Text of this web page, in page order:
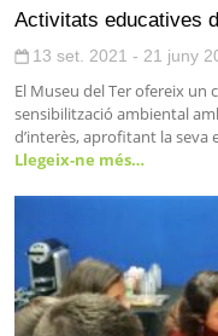
Activitats educatives
13 set. 2021 - 21 juny
El Museu del Ter ofereix un
sensibilització ambiental
d’interès, aprofitant la seva
Llegeix-ne més…